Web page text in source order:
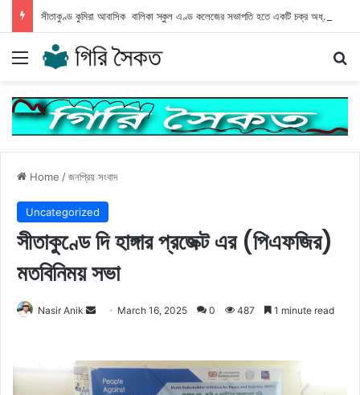
সীতাকুণ্ড কুমিরা আবাসিক বালিকা স্কুল এণ্ড কলেজের সভাপতি হতে একটি চক্র অধ্যক্ষের বিরুদ্ধে অপপ্রচার
Menu
Home /জনপ্রিয় সংবাদ
Uncategorized
সীতাকুণ্ডে দি হাঙ্গার প্রজেক্ট এর (পিএফজির)
মতবিনিময় সভা
Nasir Anik
Send March 16, 2025 0 487 1 minute read